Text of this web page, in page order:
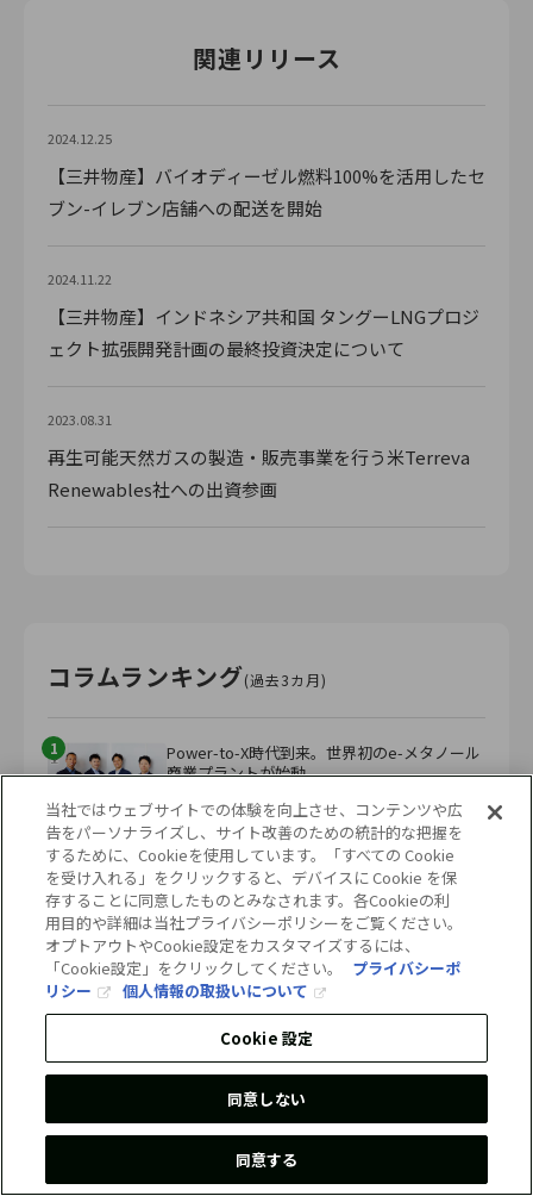
関連リリース
2024.12.25
【三井物産】バイオディーゼル燃料100%を活用したセ
ブン-イレブン店舗への配送を開始
2024.11.22
【三井物産】インドネシア共和国 タングーLNGプロジ
ェクト拡張開発計画の最終投資決定について
2023.08.31
再生可能天然ガスの製造・販売事業を行う米Terreva
Renewables社への出資参画
コラムランキング(過去3カ月)
1
Power-to-X時代到来。世界初のe-メタノール
商業プラントが始動
2025.08.13
2
CDPとは？企業が取り組むメリットと日本企
業の回答状況を徹底解説
2025.08.26
3
EV新車比率97%のノルウェーから学ぶ、再エ
ネと社会設計のヒント
2025.08.05
4
世界の発電割合とは？各国の発電方法やエネ
ルギー政策の特徴を解説
当社ではウェブサイトでの体験を向上させ、コンテンツや広
告をパーソナライズし、サイト改善のための統計的な把握を
するために、Cookieを使用しています。「すべての Cookie
を受け入れる」をクリックすると、デバイスに Cookie を保
存することに同意したものとみなされます。各Cookieの利
用目的や詳細は当社プライバシーポリシーをご覧ください。
オプトアウトやCookie設定をカスタマイズするには、
「Cookie設定」をクリックしてください。
プライバシーポ
リシー
個人情報の取扱いについて
Cookie 設定
同意しない
同意する